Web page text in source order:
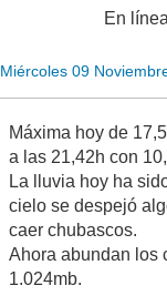
En línea
Miércoles 09
Máxima hoy de
a las 21,42h con
La lluvia hoy ha
cielo se despejó
caer chubascos.
Ahora abundan los
1.024mb.